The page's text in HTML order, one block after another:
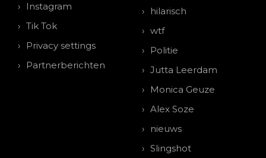
Instagram
Tik Tok
Privacy settings
Partnerberichten
hilarisch
wtf
Politie
Jutta Leerdam
Monica Geuze
Alex Soze
nieuws
Slingshot